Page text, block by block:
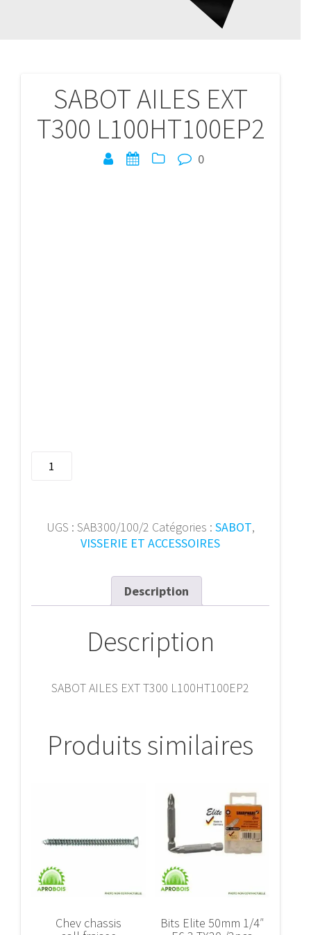
SABOT AILES EXT
T300 L100HT100EP2
0
quantité
EXTUGS : SAB300/100/2 Catégories : SABOT,
VISSERIE ET ACCESSOIRES
Description
Description
SABOT AILES EXT T300 L100HT100EP2
Produits similaires
Chev chassis
Bits Elite 50mm 1/4″
Navigation
de